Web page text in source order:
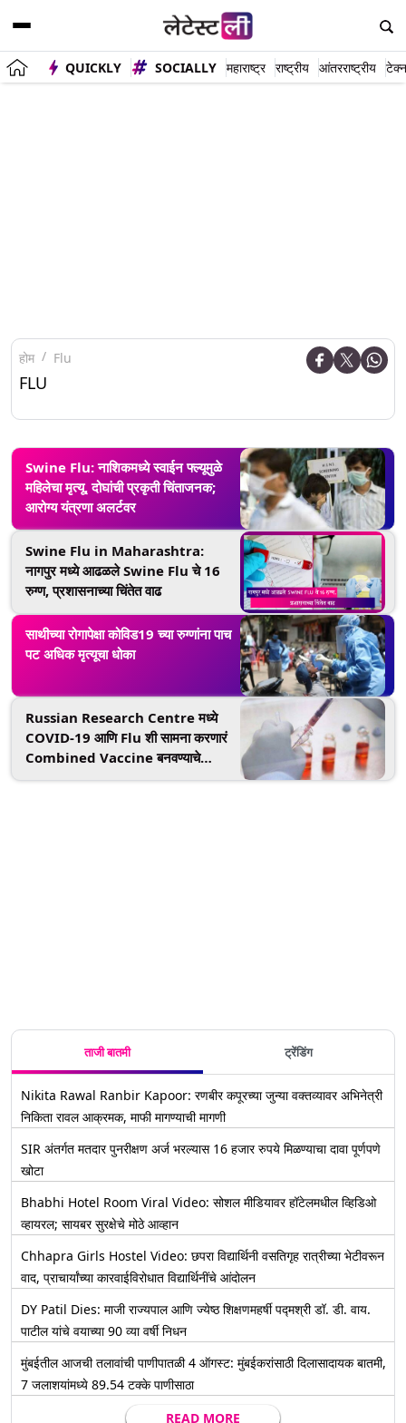
QUICKLY SOCIALLY महाराष्ट्र राष्ट्रीय आंतरराष्ट्रीय
होम Flu
FLU
Swine Flu: नाशिकमध्ये स्वाईन फ्ल्यूमुळे
महिलेचा मृत्यू, दोघांची प्रकृती चिंताजनक;
आरोग्य यंत्रणा अलर्टवर
Swine Flu in Maharashtra:
नागपुर मध्ये आढळले Swine Flu चे 16
रुग्ण, प्रशासनाच्या चिंतेत वाढ
साथीच्या रोगापेक्षा कोविड19 च्या रुग्णांना पाच
पट अधिक मृत्यूचा धोका
Russian Research Centre मध्ये
COVID-19 आणि Flu शी सामना करणारं
Combined Vaccine बनवण्याचे
ताजी बातमी ट्रेंडिंग
Nikita Rawal Ranbir Kapoor: रणबीर कपूरच्या जुन्या वक्तव्यावर अभिनेत्री
निकिता रावल आक्रमक, माफी मागण्याची मागणी
SIR अंतर्गत मतदार पुनरीक्षण अर्ज भरल्यास 16 हजार रुपये मिळण्याचा दावा पूर्णपणे
खोटा
Bhabhi Hotel Room Viral Video: सोशल मीडियावर हॉटेलमधील व्हिडिओ
व्हायरल; सायबर सुरक्षेचे मोठे आव्हान
Chhapra Girls Hostel Video: छपरा विद्यार्थिनी वसतिगृह रात्रीच्या भेटीवरून
वाद, प्राचार्यांच्या कारवाईविरोधात विद्यार्थिनींचे आंदोलन
DY Patil Dies: माजी राज्यपाल आणि ज्येष्ठ शिक्षणमहर्षी पद्मश्री डॉ. डी. वाय.
पाटील यांचे वयाच्या 90 व्या वर्षी निधन
मुंबईतील आजची तलावांची पाणीपातळी 4 ऑगस्ट: मुंबईकरांसाठी दिलासादायक बातमी,
7 जलाशयांमध्ये 89.54 टक्के पाणीसाठा
READ MORE